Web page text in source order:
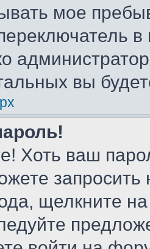
мое
вы
Хоть ваш
щелкните